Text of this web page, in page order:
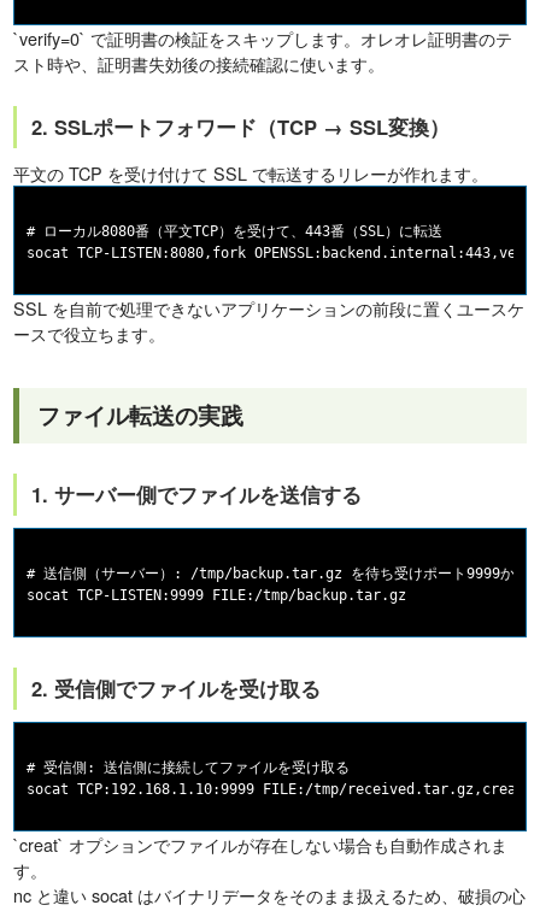
`verify=0` で証明書の検証をスキップします。オレオレ証明書のテ
スト時や、証明書失効後の接続確認に使います。
2. SSLポートフォワード（TCP → SSL変換）
平文の TCP を受け付けて SSL で転送するリレーが作れます。
# ローカル8080番（平文TCP）を受けて、443番（SSL）に転送
SSL を自前で処理できないアプリケーションの前段に置くユースケ
ースで役立ちます。
ファイル転送の実践
1. サーバー側でファイルを送信する
# 送信側（サーバー）: /tmp/backup.tar.gz を待ち受けポート9999から
2. 受信側でファイルを受け取る
# 受信側: 送信側に接続してファイルを受け取る
`creat` オプションでファイルが存在しない場合も自動作成されま
す。
nc と違い socat はバイナリデータをそのまま扱えるため、破損の心